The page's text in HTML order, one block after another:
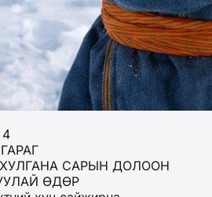
САРЫН ДОЛООН
ӨДӨР